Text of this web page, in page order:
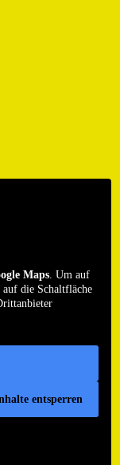
Maps . Um auf
die Schaltfläche
entsperren